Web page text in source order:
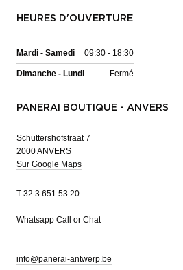
HEURES D'OUVERTURE
Mardi - Samedi 09:30 - 18:30
Dimanche - Lundi Fermé
PANERAI BOUTIQUE - ANVERS
Schuttershofstraat 7
2000 ANVERS
Sur Google Maps
T 32 3 651 53 20
Whatsapp Call or Chat
info@panerai-antwerp.be